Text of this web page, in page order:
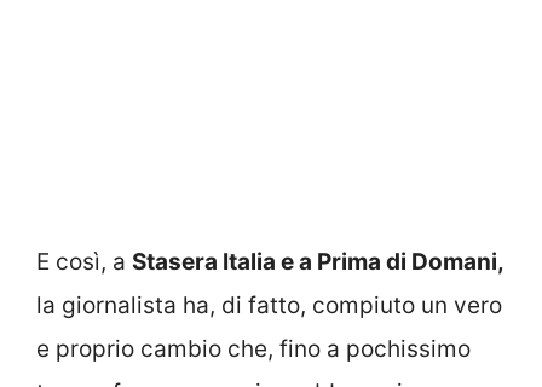
E così, a Stasera Italia e a Prima di Domani,
la giornalista ha, di fatto, compiuto un vero
e proprio cambio che, fino a pochissimo